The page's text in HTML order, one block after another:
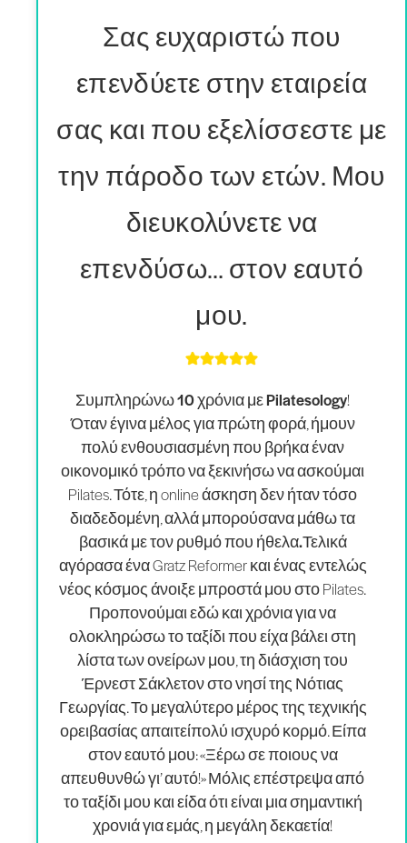
Σας ευχαριστώ που
επενδύετε στην εταιρεία
σας και που εξελίσσεστε με
την πάροδο των ετών. Μου
διευκολύνετε να
επενδύσω… στον εαυτό
μου.
Συμπληρώνω 10 χρόνια με Pilatesology!
Όταν έγινα μέλος για πρώτη φορά, ήμουν
πολύ ενθουσιασμένη που βρήκα έναν
οικονομικό τρόπο να ξεκινήσω να ασκούμαι
Pilates. Τότε, η online άσκηση δεν ήταν τόσο
διαδεδομένη, αλλά μπορούσανα μάθω τα
βασικά με τον ρυθμό που ήθελα.Τελικά
αγόρασα ένα Gratz Reformer και ένας εντελώς
νέος κόσμος άνοιξε μπροστά μου στο Pilates.
Προπονούμαι εδώ και χρόνια για να
ολοκληρώσω το ταξίδι που είχα βάλει στη
λίστα των ονείρων μου, τη διάσχιση του
Έρνεστ Σάκλετον στο νησί της Νότιας
Γεωργίας. Το μεγαλύτερο μέρος της τεχνικής
ορειβασίας απαιτείπολύ ισχυρό κορμό. Είπα
στον εαυτό μου: «Ξέρω σε ποιους να
απευθυνθώ γι’ αυτό!» Μόλις επέστρεψα από
το ταξίδι μου και είδα ότι είναι μια σημαντική
χρονιά για εμάς, η μεγάλη δεκαετία!